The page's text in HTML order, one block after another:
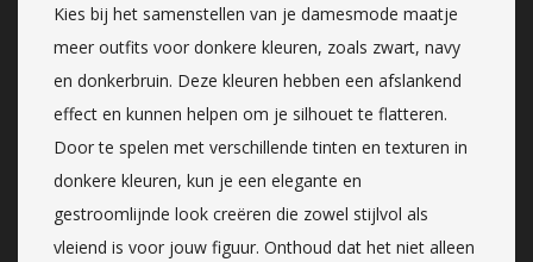
Kies bij het samenstellen van je damesmode maatje
meer outfits voor donkere kleuren, zoals zwart, navy
en donkerbruin. Deze kleuren hebben een afslankend
effect en kunnen helpen om je silhouet te flatteren.
Door te spelen met verschillende tinten en texturen in
donkere kleuren, kun je een elegante en
gestroomlijnde look creëren die zowel stijlvol als
vleiend is voor jouw figuur. Onthoud dat het niet alleen